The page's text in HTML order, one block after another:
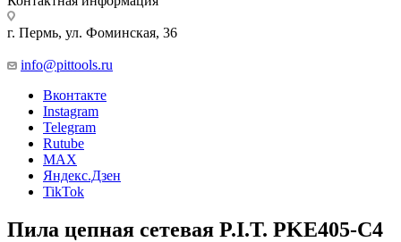
г. Пермь, ул. Фоминская, 36
info@pittools.ru
Вконтакте
Instagram
Telegram
Rutube
MAX
Яндекс.Дзен
TikTok
Пила цепная сетевая P.I.T. PKE405-C4